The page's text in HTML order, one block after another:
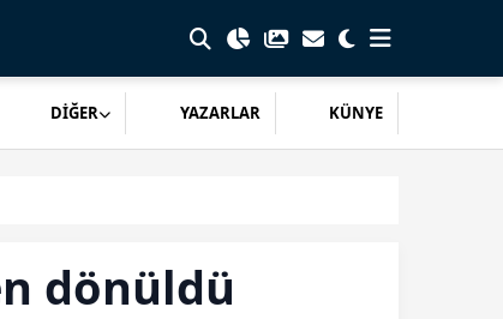
DİĞER YAZARLAR KÜNYE
dönüldü